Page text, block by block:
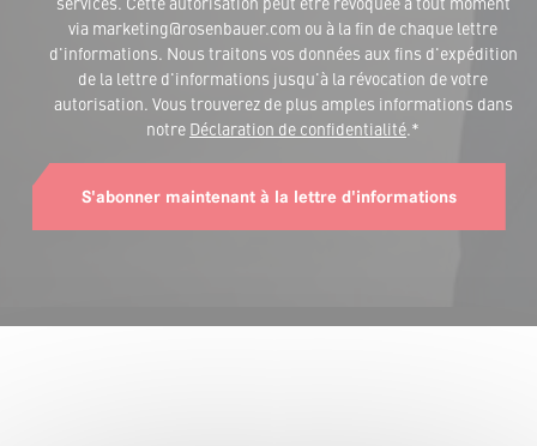
via marketing@rosenbauer.com ou à la fin de chaque lettre
d'informations. Nous traitons vos données aux fins d'expédition
de la lettre d'informations jusqu'à la révocation de votre
autorisation. Vous trouverez de plus amples informations dans
notre Déclaration de confidentialité.*
S'abonner maintenant à la lettre d'informations